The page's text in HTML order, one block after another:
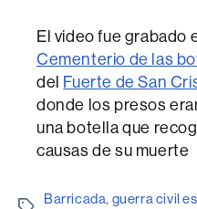
El video fue grabado
Cementerio de las
del Fuerte de San
donde los presos
una botella que
causas de su muerte
Barricada, guerra civil